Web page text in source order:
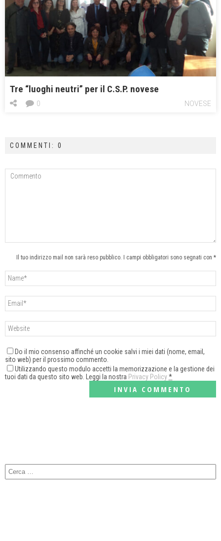
Tre “luoghi neutri” per il C.S.P. novese
NOVESE
0
COMMENTI: 0
Il tuo indirizzo mail non sarà reso pubblico. I campi obbligatori sono segnati con *
Do il mio consenso affinché un cookie salvi i miei dati (nome, email,
sito web) per il prossimo commento.
Utilizzando questo modulo accetti la memorizzazione e la gestione dei
tuoi dati da questo sito web. Leggi la nostra Privacy Policy*